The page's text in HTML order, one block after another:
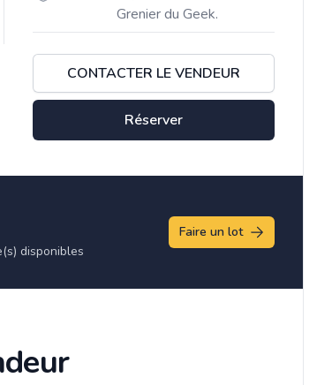
Grenier du Geek.
CONTACTER LE VENDEUR
Réserver
disponibles
Faire un lot